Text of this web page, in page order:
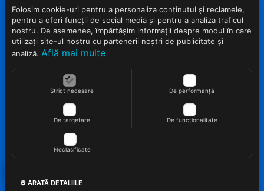
Info clienti
Contact
© 2022 - 2026 Roveli.ro. Realizat si configurat
Folosim cookie-uri pentru a personaliza conținutul și reclamele,
pentru a oferi funcții de social media și pentru a analiza traficul
nostru. De asemenea, împărtășim informații despre modul în care
utilizați site-ul nostru cu partenerii noștri de publicitate și
analiză. Află mai multe
Strict necesare De performanță
De targetare De funcționalitate
Neclasificate
⚙ ARATĂ DETALIILE